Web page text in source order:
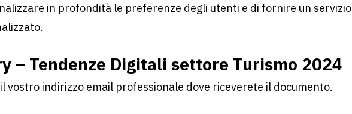
in profondità le preferenze degli utenti e di fornire un servizio